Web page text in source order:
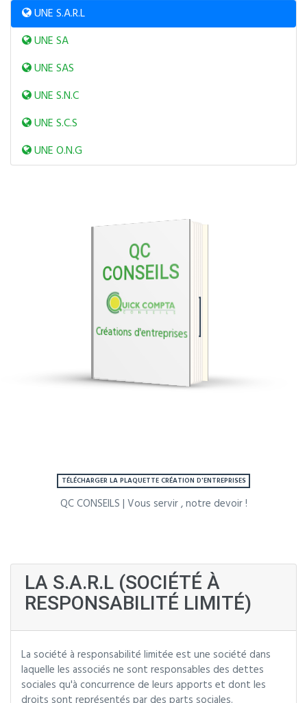
UNE S.A.R.L
UNE SA
UNE SAS
UNE S.N.C
UNE S.C.S
UNE O.N.G
QC
CONSEILS
Créations d'entreprises
TÉLÉCHARGER LA
PLAQUETTE CRÉATIONS
D'ENTREPRISES
TÉLÉCHARGER LA PLAQUETTE CRÉATION D'ENTREPRISES
QC CONSEILS | Vous servir , notre devoir !
LA S.A.R.L (SOCIÉTÉ À
RESPONSABILITÉ LIMITÉ)
La société à responsabilité limitée est une société dans
laquelle les associés ne sont responsables des dettes
sociales qu'à concurrence de leurs apports et dont les